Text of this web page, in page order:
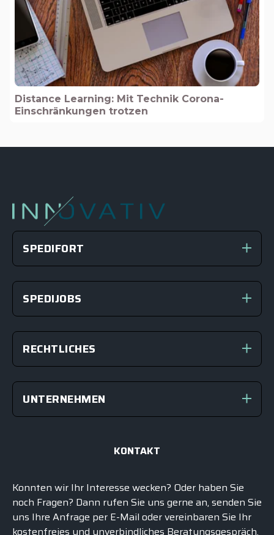
Distance Learning: Mit Technik Corona-
Einschränkungen trotzen
SPEDIFORT
SPEDIJOBS
RECHTLICHES
UNTERNEHMEN
KONTAKT
Konnten wir Ihr Interesse wecken? Oder haben Sie
noch Fragen? Dann rufen Sie uns gerne an, senden Sie
uns Ihre Anfrage per E-Mail oder vereinbaren Sie Ihr
kostenfreies und unverbindliches Beratungsgespräch.